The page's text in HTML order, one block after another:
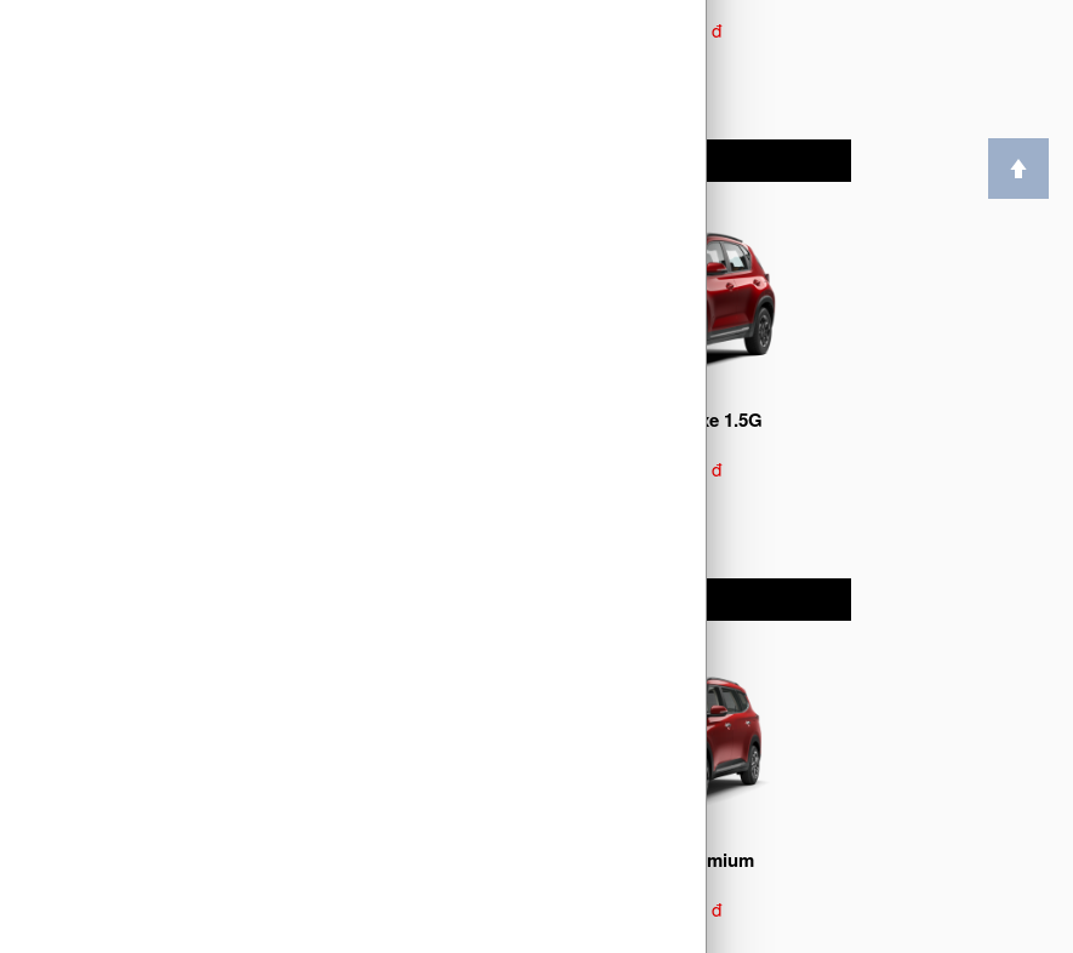
639.000.000 đ
New Sonet Deluxe 1.5G
519.000.000 đ
Carens 1.4T Premium
735.000.000 đ